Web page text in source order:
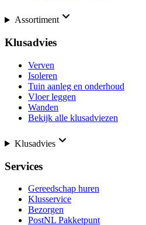
Assortiment
Klusadvies
Verven
Isoleren
Tuin aanleg en onderhoud
Vloer leggen
Wanden
Bekijk alle klusadviezen
Klusadvies
Services
Gereedschap huren
Klusservice
Bezorgen
PostNL Pakketpunt